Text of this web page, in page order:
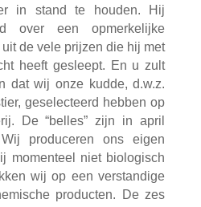
in stand te houden. Hij
over een opmerkelijke
de vele prijzen die hij met
heeft gesleept. En u zult
dat wij onze kudde, d.w.z.
geselecteerd hebben op
De “belles” zijn in april
produceren ons eigen
momenteel niet biologisch
wij op een verstandige
producten. De zes